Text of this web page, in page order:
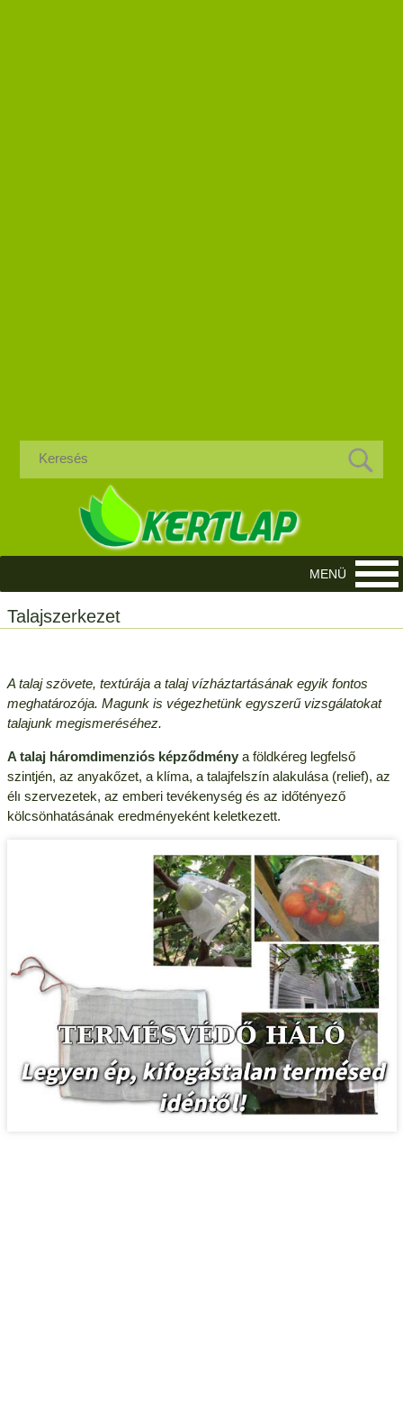
Talajszerkezet
A talaj szövete, textúrája a talaj vízháztartásának egyik fontos
meghatározója. Magunk is végezhetünk egyszerű vizsgálatokat
talajunk megismeréséhez.
A talaj háromdimenziós képződménya földkéreg legfelső
szintjén, az anyakőzet, a klíma, a talajfelszín alakulása (relief), az
élı szervezetek, az emberi tevékenység és az időtényező
kölcsönhatásának eredményeként keletkezett.